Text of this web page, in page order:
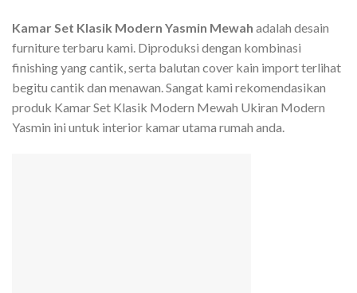
Kamar Set Klasik Modern Yasmin Mewah adalah desain
furniture terbaru kami. Diproduksi dengan kombinasi
finishing yang cantik, serta balutan cover kain import terlihat
begitu cantik dan menawan. Sangat kami rekomendasikan
produk Kamar Set Klasik Modern Mewah Ukiran Modern
Yasmin ini untuk interior kamar utama rumah anda.